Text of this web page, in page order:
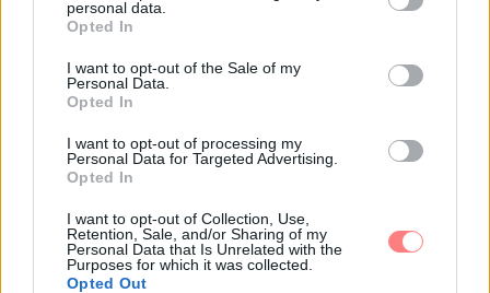
grant or deny consent to Google and its third-party tags to
use your data for below specified purposes in below Google
consent section.
personal data.
Opted In
I want to opt-out of the Sale of my
Personal Data.
Opted In
I want to opt-out of processing my
Personal Data for Targeted Advertising.
Opted In
I want to opt-out of Collection, Use,
Retention, Sale, and/or Sharing of my
Personal Data that Is Unrelated with the
Purposes for which it was collected.
Opted Out
varázsol kevesebb macerával. Mutatunk egyszerű
recepteket, amelyek hétköznap este is könnyen